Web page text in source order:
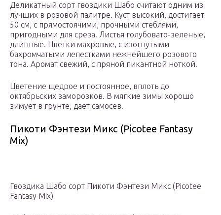
Деликатный сорт гвоздики Шабо считают одним из
лучших в розовой палитре. Куст высокий, достигает
50 см, с прямостоячими, прочными стеблями,
пригодными для среза. Листья голубовато-зеленые,
длинные. Цветки махровые, с изогнутыми
бахромчатыми лепестками нежнейшего розового
тона. Аромат свежий, с пряной пикантной ноткой.
Цветение щедрое и постоянное, вплоть до
октябрьских заморозков. В мягкие зимы хорошо
зимует в грунте, дает самосев.
Пикоти Фэнтези Микс (Picotee Fantasy
Mix)
Гвоздика Шабо сорт Пикоти Фэнтези Микс (Picotee
Fantasy Mix)